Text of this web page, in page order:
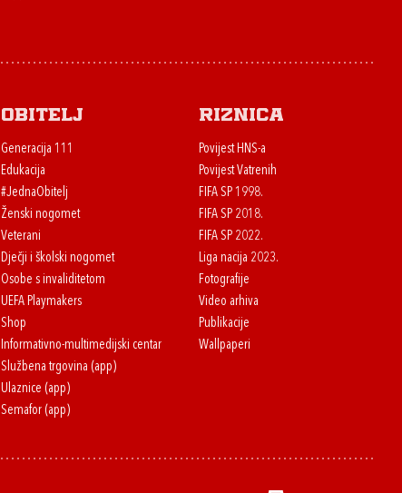
Obitelj
Generacija 111
Edukacija
#JednaObitelj
Ženski nogomet
Veterani
Dječji i školski nogomet
Osobe s invaliditetom
UEFA Playmakers
Shop
Informativno-multimedijski centar
Službena trgovina (app)
Ulaznice (app)
Semafor (app)
Riznica
Povijest HNS-a
Povijest Vatrenih
FIFA SP 1998.
FIFA SP 2018.
FIFA SP 2022.
Liga nacija 2023.
Fotografije
Video arhiva
Publikacije
Wallpaperi